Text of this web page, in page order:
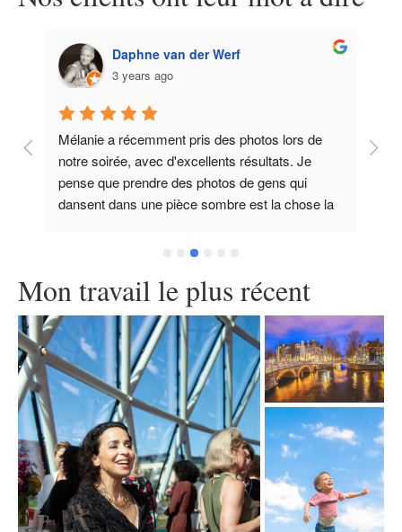
Daphne van der Werf
3 years ago
Mélanie a récemment pris des photos lors de
notre soirée, avec d'excellents résultats. Je
pense que prendre des photos de gens qui
dansent dans une pièce sombre est la chose la
parvenue. Et comment! Toutes les photos sont
amis dansent, bien éclairées. Merci beaucoup
pour ce souvenir impérissable.
Mon travail le plus récent